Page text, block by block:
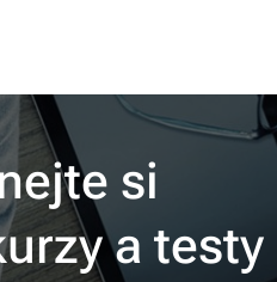
si
a testy